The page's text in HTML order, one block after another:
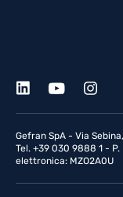
Gefran SpA - Via
Tel. +39 030 9888 1 -
elettronica: MZO2A0U